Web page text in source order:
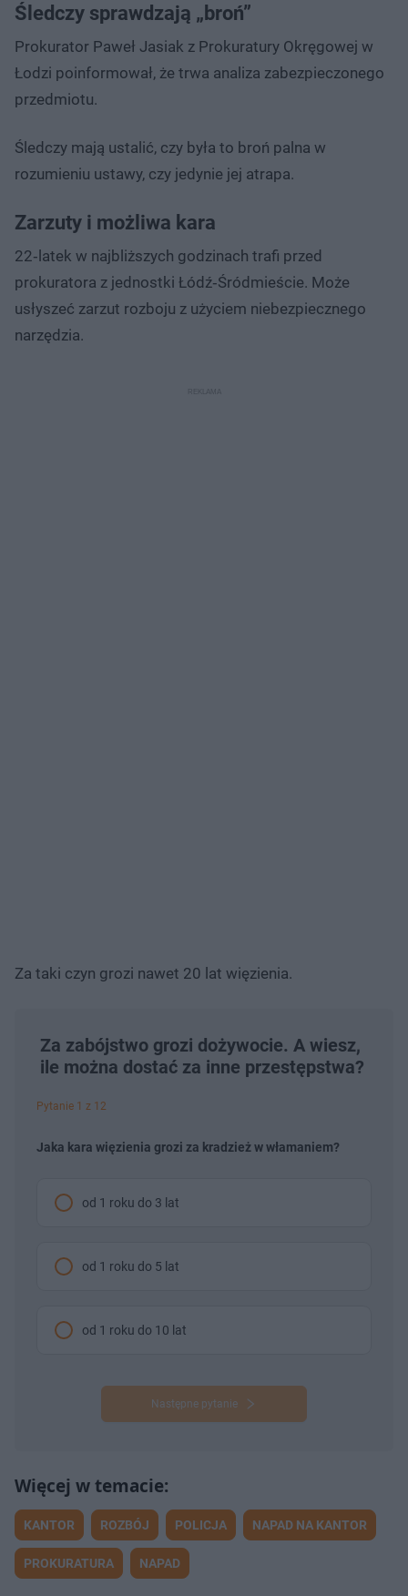
Śledczy sprawdzają „broń”
Prokurator Paweł Jasiak z Prokuratury Okręgowej w
Łodzi poinformował, że trwa analiza zabezpieczonego
przedmiotu.
Śledczy mają ustalić, czy była to broń palna w
rozumieniu ustawy, czy jedynie jej atrapa.
Zarzuty i możliwa kara
22‑latek w najbliższych godzinach trafi przed
prokuratora z jednostki Łódź‑Śródmieście. Może
usłyszeć zarzut rozboju z użyciem niebezpiecznego
narzędzia.
Za taki czyn grozi nawet 20 lat więzienia.
Za zabójstwo grozi dożywocie. A wiesz,
ile można dostać za inne przestępstwa?
Pytanie 1 z 12
Jaka kara więzienia grozi za kradzież w włamaniem?
od 1 roku do 3 lat
od 1 roku do 5 lat
od 1 roku do 10 lat
Następne pytanie
KANTOR ROZBÓJ POLICJA NAPAD NA KANTOR
PROKURATURA NAPAD